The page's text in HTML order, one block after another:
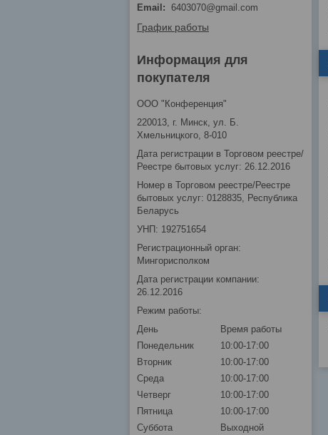
Email
6403070@gmail.com
График работы
Информация для
покупателя
ООО "Конференция"
220013, г. Минск, ул. Б.
Хмельницкого, 8-010
Дата регистрации в Торговом реестре/
Реестре бытовых услуг: 26.12.2016
Номер в Торговом реестре/Реестре
бытовых услуг: 0128835, Республика
Беларусь
УНП: 192751654
Регистрационный орган:
Мингорисполком
Дата регистрации компании:
26.12.2016
Режим работы:
День
Время работы
Понедельник
10:00-17:00
Вторник
10:00-17:00
Среда
10:00-17:00
Четверг
10:00-17:00
Пятница
10:00-17:00
Суббота
Выходной